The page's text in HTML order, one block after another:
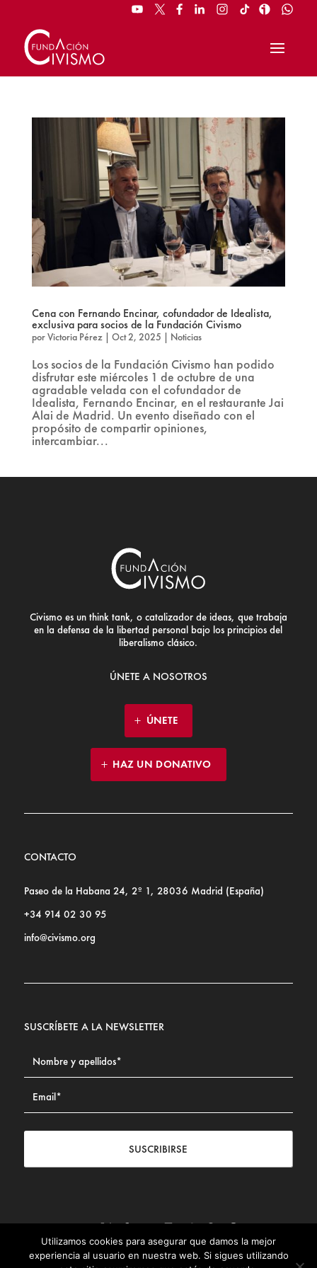
Cena con Fernando Encinar, cofundador de Idealista,
exclusiva para socios de la Fundación Civismo
porVictoria Pérez| Oct 2, 2025 | Noticias
Los socios de la Fundación Civismo han podido
disfrutar este miércoles 1 de octubre de una
agradable velada con el cofundador de
Idealista, Fernando Encinar, en el restaurante Jai
Alai de Madrid. Un evento diseñado con el
propósito de compartir opiniones,
intercambiar...
Civismo es un think tank, o catalizador de ideas, que trabaja
en la defensa de la libertad personal bajo los principios del
liberalismo clásico.
ÚNETE A NOSOTROS
ÚNETE
HAZ UN DONATIVO
CONTACTO
Paseo de la Habana 24, 2º 1, 28036 Madrid (España)
+34 914 02 30 95
info@civismo.org
SUSCRÍBETE A LA NEWSLETTER
SUSCRIBIRSE
Contacto|Aviso legal| Política de privacidad| Política de
Cookies
Utilizamos cookies para asegurar que damos la mejor
experiencia al usuario en nuestra web. Si sigues utilizando